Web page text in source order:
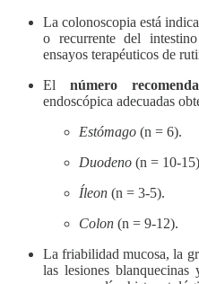
La colonoscopia está
o recurrente del
ensayos terapéuticos de
El número
endoscópica adecuadas
Estómago (n = 6).
Duodeno (n = 10-
Íleon (n = 3-5).
Colon (n = 9-12).
La friabilidad mucosa, la
las lesiones blanquecinas